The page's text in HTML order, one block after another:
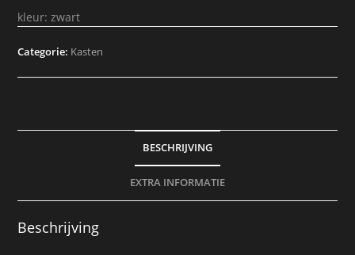
kleur: zwart
Categorie: Kasten
BESCHRIJVING
EXTRA INFORMATIE
Beschrijving